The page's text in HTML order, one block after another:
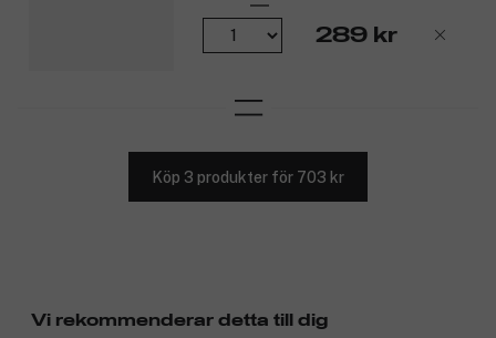
289 kr
Köp 3 produkter för 703 kr
Vi rekommenderar detta till dig